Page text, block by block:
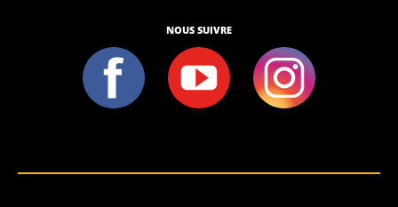
NOUS SUIVRE